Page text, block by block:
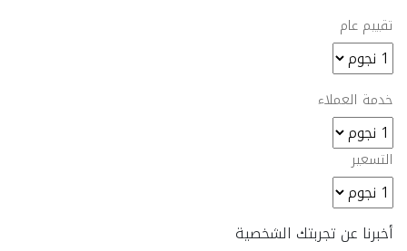
تقييم عام
خدمة العملاء
التسعير
أخبرنا عن تجربتك الشخصية